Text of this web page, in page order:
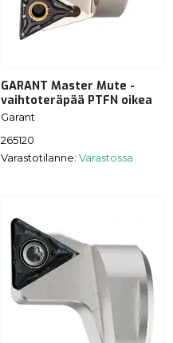
GARANT Master Mute -
vaihtoteräpää PTFN oikea
Garant
265120
Varastotilanne: Varastossa